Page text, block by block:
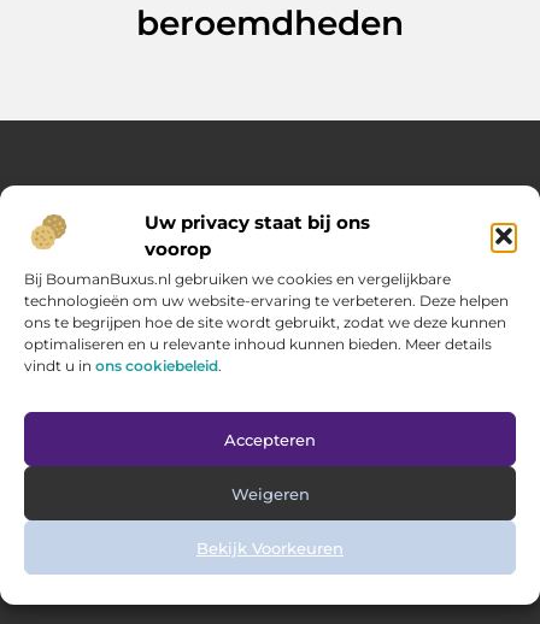
Uw privacy staat bij ons
voorop
Bij BoumanBuxus.nl gebruiken we cookies en vergelijkbare
technologieën om uw website-ervaring te verbeteren. Deze helpen
ons te begrijpen hoe de site wordt gebruikt, zodat we deze kunnen
optimaliseren en u relevante inhoud kunnen bieden. Meer details
vindt u in ons cookiebeleid.
Accepteren
Weigeren
Bekijk Voorkeuren
beroemdheden
Over Opelweb
Jouw startpunt voor handige tips en inspirerende artikelen
Op Opelweb.nl vind je een gevarieerd aanbod aan blogs en
content die je helpen meer uit je dag te halen – van nuttige
adviezen tot verrassende inzichten voor in het dagelijks leven.
Main Links
Bericht categorie